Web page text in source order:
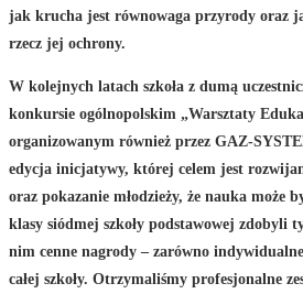
jak krucha jest równowaga przyrody oraz
rzecz jej ochrony.
W kolejnych latach szkoła z dumą
konkursie ogólnopolskim „Warsztaty
organizowanym również przez GAZ-
edycja inicjatywy, której celem jest
oraz pokazanie młodzieży, że nauka może
klasy siódmej szkoły podstawowej zdobyli
nim cenne nagrody – zarówno
całej szkoły. Otrzymaliśmy profesjonalne